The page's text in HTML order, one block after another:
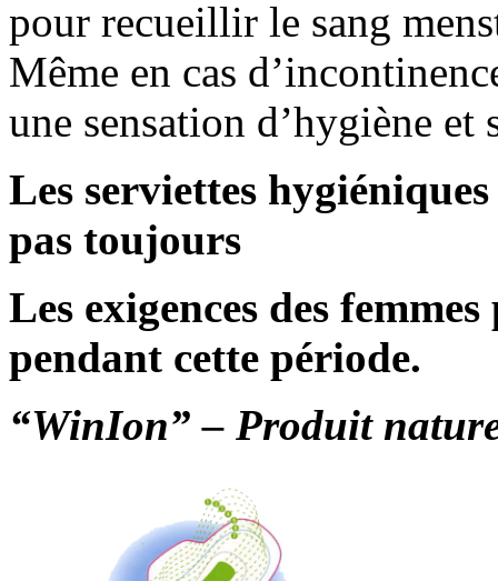
pour recueillir le sang
Même en cas
une sensation d’hygiène
Les serviettes
pas toujours
Les exigences des
pendant cette période.
“WinIon” – Produit